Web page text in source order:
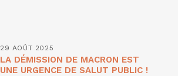
29 AOÛT 2025
LA DÉMISSION DE MACRON EST
UNE URGENCE DE SALUT PUBLIC !